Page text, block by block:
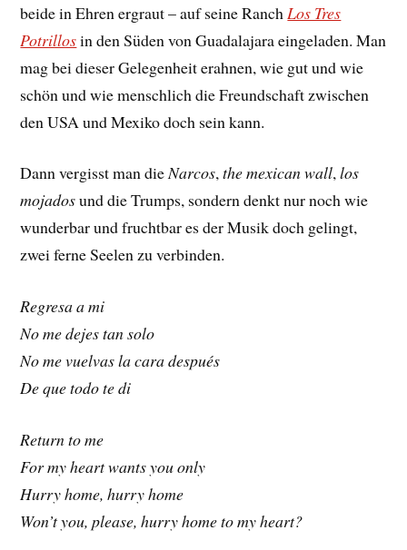
beide in Ehren ergraut – auf seine Ranch Los Tres
Potrillosin den Süden von Guadalajara eingeladen. Man
mag bei dieser Gelegenheit erahnen, wie gut und wie
schön und wie menschlich die Freundschaft zwischen
den USA und Mexiko doch sein kann.
Dann vergisst man dieNarcos,the mexican wall,los
mojadosund die Trumps, sondern denkt nur noch wie
wunderbar und fruchtbar es der Musik doch gelingt,
zwei ferne Seelen zu verbinden.
Regresa a mi
No me dejes tan solo
No me vuelvas la cara después
De que todo te di
Return to me
For my heart wants you only
Hurry home, hurry home
Won’t you, please, hurry home to my heart?